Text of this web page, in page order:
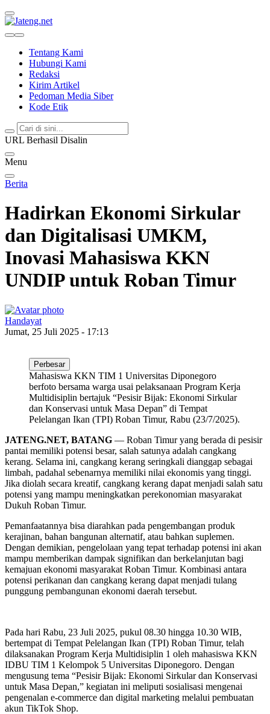
Tentang Kami
Hubungi Kami
Redaksi
Kirim Artikel
Pedoman Media Siber
Kode Etik
URL Berhasil Disalin
Menu
Berita
Hadirkan Ekonomi Sirkular
dan Digitalisasi UMKM,
Inovasi Mahasiswa KKN
UNDIP untuk Roban Timur
Handayat
Jumat, 25 Juli 2025 - 17:13
Perbesar
Mahasiswa KKN TIM 1 Universitas Diponegoro
berfoto bersama warga usai pelaksanaan Program Kerja
Multidisiplin bertajuk “Pesisir Bijak: Ekonomi Sirkular
dan Konservasi untuk Masa Depan” di Tempat
Pelelangan Ikan (TPI) Roban Timur, Rabu (23/7/2025).
JATENG.NET, BATANG — Roban Timur yang berada di pesisir
pantai memiliki potensi besar, salah satunya adalah cangkang
kerang. Selama ini, cangkang kerang seringkali dianggap sebagai
limbah, padahal sebenarnya memiliki nilai ekonomis yang tinggi.
Jika diolah secara kreatif, cangkang kerang dapat menjadi salah satu
potensi yang mampu meningkatkan perekonomian masyarakat
Dukuh Roban Timur.
Pemanfaatannya bisa diarahkan pada pengembangan produk
kerajinan, bahan bangunan alternatif, atau bahkan suplemen.
Dengan demikian, pengelolaan yang tepat terhadap potensi ini akan
mampu memberikan dampak signifikan dan berkelanjutan bagi
kemajuan ekonomi masyarakat Roban Timur. Kombinasi antara
potensi perikanan dan cangkang kerang dapat menjadi tulang
punggung pembangunan ekonomi daerah tersebut.
Pada hari Rabu, 23 Juli 2025, pukul 08.30 hingga 10.30 WIB,
bertempat di Tempat Pelelangan Ikan (TPI) Roban Timur, telah
dilaksanakan Program Kerja Multidisiplin 1 oleh mahasiswa KKN
IDBU TIM 1 Kelompok 5 Universitas Diponegoro. Dengan
mengusung tema “Pesisir Bijak: Ekonomi Sirkular dan Konservasi
untuk Masa Depan,” kegiatan ini meliputi sosialisasi mengenai
pengenalan e-commerce dan digital marketing melalui pembuatan
akun TikTok Shop.